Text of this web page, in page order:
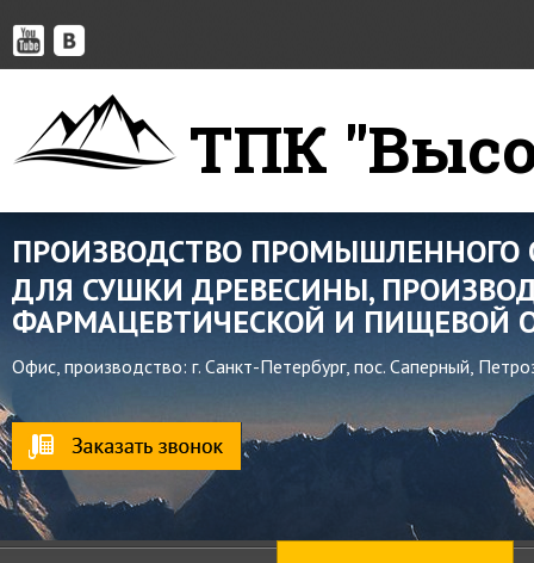
ТПК
ПРОИЗВОДСТВО ПРОМЫШЛЕННОГО
Офис, производство: г. Санкт-Петербург, пос. Саперный,
ДЛЯ СУШКИ ДРЕВЕСИНЫ,
ФАРМАЦЕВТИЧЕСКОЙ И ПИЩЕВОЙ